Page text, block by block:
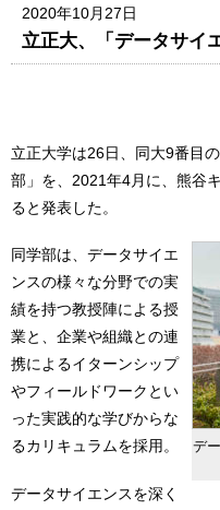
2020年10月27日
⽴正⼤、「データサイ
⽴正⼤学は26日、同大9番⽬
部」を、2021年4⽉に、熊⾕
ると発表した。
デ
同学部は、データサイエ
ンスの様々な分野での実
績を持つ教授陣による授
業と、企業や組織との連
携によるイターンシップ
やフィールドワークとい
った実践的な学びからな
るカリキュラムを採用。
データサイエンスを深く